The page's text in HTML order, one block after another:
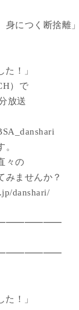
につく断捨離」
た！」
）で
放送
々の
みませんか？
danshari/
た！」